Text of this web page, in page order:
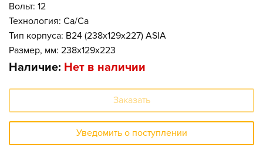
Вольт: 12
Технология: Ca/Ca
Тип корпуса: B24 (238x129x227) ASIA
Размер, мм: 238x129x223
Наличие: Нет в наличии
Заказать
Уведомить о поступлении